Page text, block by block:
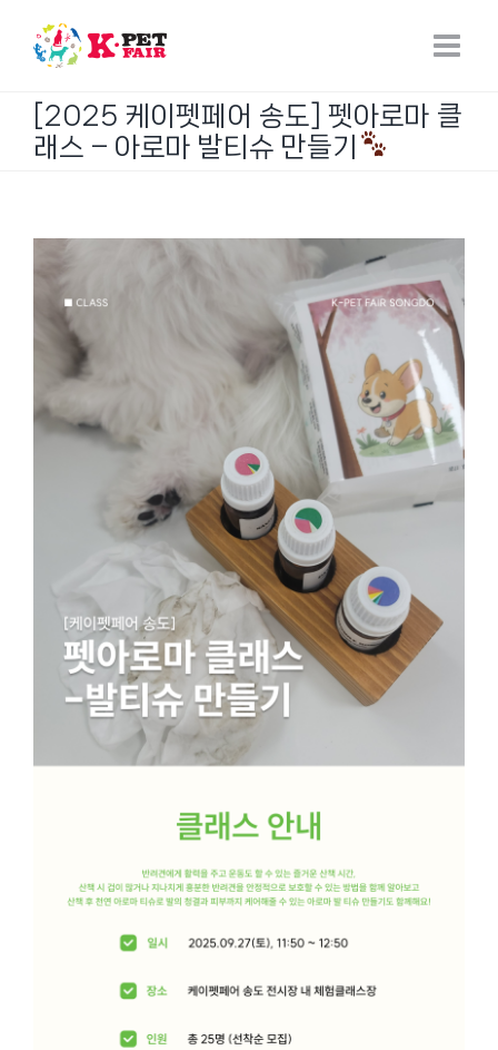
content
[2025 케이펫페어 송도] 펫아로마 클
래스 – 아로마 발티슈 만들기